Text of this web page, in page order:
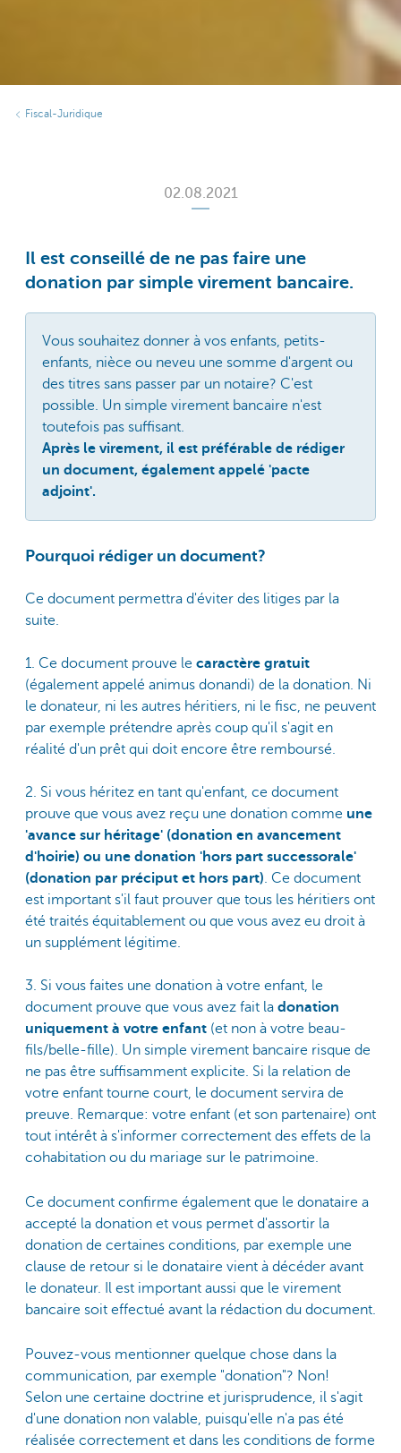
Fiscal-Juridique
02.08.2021
Il est conseillé de ne pas faire une
donation par simple virement bancaire.
Vous souhaitez donner à vos enfants, petits-
enfants, nièce ou neveu une somme d'argent ou
des titres sans passer par un notaire? C'est
possible. Un simple virement bancaire n'est
toutefois pas suffisant.
Après le virement, il est préférable de rédiger
un document, également appelé 'pacte
adjoint'.
Pourquoi rédiger un document?
Ce document permettra d'éviter des litiges par la
suite.
1. Ce document prouve le caractère gratuit
(également appelé animus donandi) de la donation. Ni
le donateur, ni les autres héritiers, ni le fisc, ne peuvent
par exemple prétendre après coup qu'il s'agit en
réalité d'un prêt qui doit encore être remboursé.
2. Si vous héritez en tant qu'enfant, ce document
prouve que vous avez reçu une donation comme une
'avance sur héritage' (donation en avancement
d'hoirie) ou une donation 'hors part successorale'
(donation par préciput et hors part). Ce document
est important s'il faut prouver que tous les héritiers ont
été traités équitablement ou que vous avez eu droit à
un supplément légitime.
3. Si vous faites une donation à votre enfant, le
document prouve que vous avez fait la donation
uniquement à votre enfant (et non à votre beau-
fils/belle-fille). Un simple virement bancaire risque de
ne pas être suffisamment explicite. Si la relation de
votre enfant tourne court, le document servira de
preuve. Remarque: votre enfant (et son partenaire) ont
tout intérêt à s'informer correctement des effets de la
cohabitation ou du mariage sur le patrimoine.
Ce document confirme également que le donataire a
accepté la donation et vous permet d'assortir la
donation de certaines conditions, par exemple une
clause de retour si le donataire vient à décéder avant
le donateur. Il est important aussi que le virement
bancaire soit effectué avant la rédaction du document.
Pouvez-vous mentionner quelque chose dans la
communication, par exemple "donation"? Non!
Selon une certaine doctrine et jurisprudence, il s'agit
d'une donation non valable, puisqu'elle n'a pas été
réalisée correctement et dans les conditions de forme